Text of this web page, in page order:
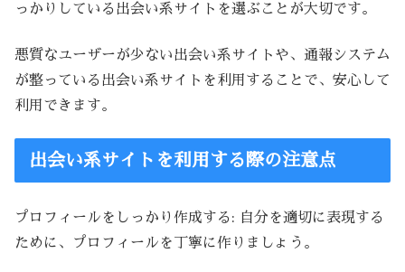
っかりしている出会い系サイトを選ぶことが大切です。
悪質なユーザーが少ない出会い系サイトや、通報システム
が整っている出会い系サイトを利用することで、安心して
利用できます。
出会い系サイトを利用する際の注意点
プロフィールをしっかり作成する: 自分を適切に表現する
ために、プロフィールを丁寧に作りましょう。